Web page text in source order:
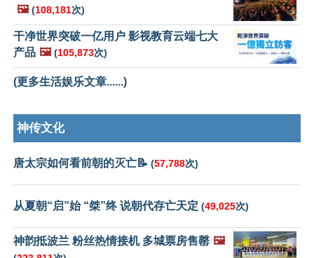
🖼️ (108,181次)
干净世界突破一亿用户 影视教育云端七大
产品 🖼️ (105,873次)
(更多生活娱乐文章......)
神传文化
唐太宗如何看前朝的灭亡📝 (57,788次)
从夏朝“启”始 “桀”终 说朝代存亡天定 (49,025次)
神韵抵波兰 粉丝热情接机 多城票房售罄 🖼️